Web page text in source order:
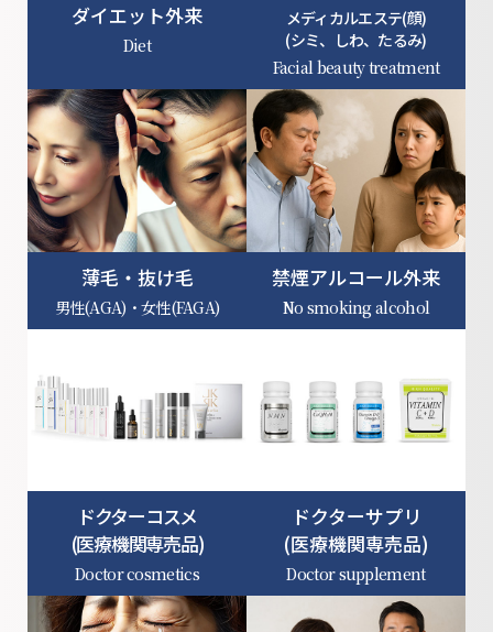
ダイエット外来
Diet
メディカルエステ(顔)
(シミ、しわ、たるみ)
Facial beauty treatment
薄毛・抜け毛
男性(AGA)・女性(FAGA)
禁煙アルコール外来
No smoking alcohol
ドクターコスメ
(医療機関専売品)
Doctor cosmetics
ドクターサプリ
(医療機関専売品)
Doctor supplement